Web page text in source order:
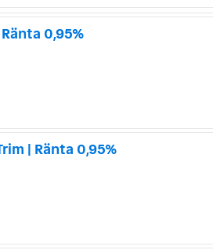
0,95%
| Ränta 0,95%